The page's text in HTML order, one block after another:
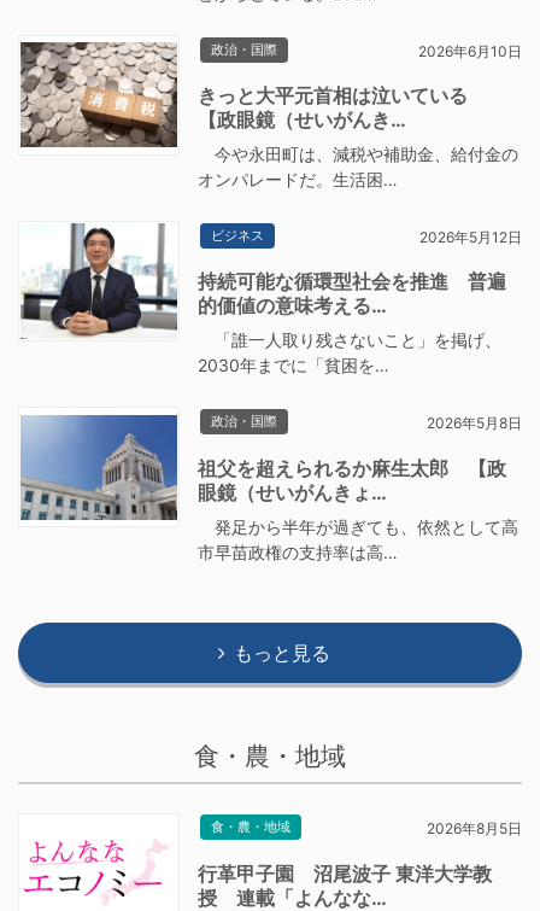
政治・国際 2026年6月10日
きっと大平元首相は泣いている
【政眼鏡（せいがんき…
今や永田町は、減税や補助金、給付金の
オンパレードだ。生活困…
ビジネス 2026年5月12日
持続可能な循環型社会を推進 普遍
的価値の意味考える…
「誰一人取り残さないこと」を掲げ、
2030年までに「貧困を…
政治・国際 2026年5月8日
祖父を超えられるか麻生太郎 【政
眼鏡（せいがんきょ…
発足から半年が過ぎても、依然として高
市早苗政権の支持率は高…
もっと見る
食・農・地域
食・農・地域 2026年8月5日
行革甲子園 沼尾波子 東洋大学教
授 連載「よんなな…